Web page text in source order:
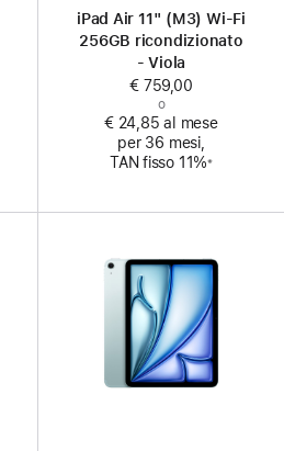
iPad Air 11" (M3) Wi‑Fi
256GB ricondizionato
- Viola
€ 759,00
o
€ 24,85 al mese
per 36 mesi,
TAN fisso 11%※